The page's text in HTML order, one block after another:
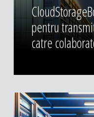
pentru
catre